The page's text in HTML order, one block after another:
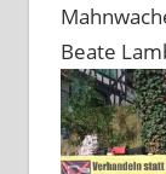
Beate